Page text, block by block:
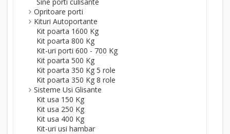
Opritoare porti
Kituri Autoportante
Kit poarta 1600 Kg
Kit poarta 800 Kg
Kit-uri porti 600 - 700 Kg
Kit poarta 500 Kg
Kit poarta 350 Kg 5 role
Kit poarta 350 Kg 8 role
Sisteme Usi Glisante
Kit usa 150 Kg
Kit usa 250 Kg
Kit usa 400 Kg
Kit-uri usi hambar